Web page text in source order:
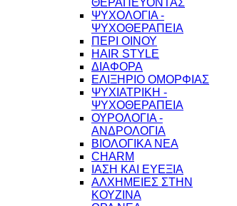
ΘΕΡΑΠΕΥΟΝΤΑΣ
ΨΥΧΟΛΟΓΙΑ -
ΨΥΧΟΘΕΡΑΠΕΙΑ
ΠΕΡΙ ΟΙΝΟΥ
HAIR STYLE
ΔΙΑΦΟΡΑ
ΕΛΙΞΗΡΙΟ ΟΜΟΡΦΙΑΣ
ΨΥΧΙΑΤΡΙΚΗ -
ΨΥΧΟΘΕΡΑΠΕΙΑ
ΟΥΡΟΛΟΓΙΑ -
ΑΝΔΡΟΛΟΓΙΑ
ΒΙΟΛΟΓΙΚΑ ΝΕΑ
CHARM
ΙΑΣΗ ΚΑΙ ΕΥΕΞΙΑ
ΑΛΧΗΜΕΙΕΣ ΣΤΗΝ
ΚΟΥΖΙΝΑ